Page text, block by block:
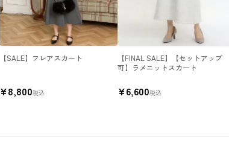
【SALE】フレアスカート
¥8,800税込
【FINAL SALE】【セットアップ
可】ラメニットスカート
¥6,600税込